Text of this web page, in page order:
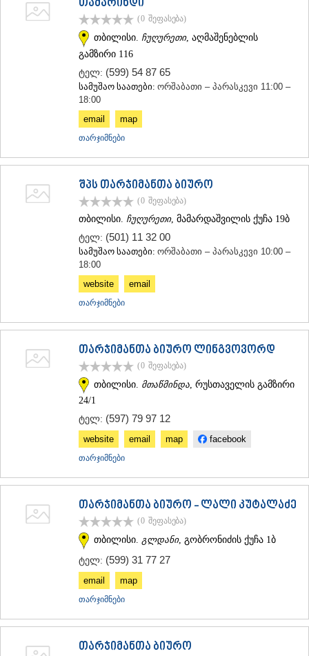
თამარინდი
(0 შეფასება)
თბილისი. ჩუღურეთი, აღმაშენებლის
გამზირი 116
ტელ: (599) 54 87 65
სამუშაო საათები: ორშაბათი – პარასკევი 11:00 –
18:00
email
map
თარჯიმნები
შპს თარჯიმანთა ბიურო
(0 შეფასება)
თბილისი. ჩუღურეთი, მამარდაშვილის ქუჩა 19ბ
ტელ: (501) 11 32 00
სამუშაო საათები: ორშაბათი – პარასკევი 10:00 –
18:00
website
email
თარჯიმნები
თარჯიმანთა ბიურო ლინგვოვორდ
(0 შეფასება)
თბილისი. მთაწმინდა , რუსთაველის გამზირი
24/1
ტელ: (597) 79 97 12
website email map facebook
თარჯიმნები
თარჯიმანთა ბიურო - ლალი კუტალაძე
(0 შეფასება)
თბილისი. გლდანი, გობრონიძის ქუჩა 1ბ
ტელ: (599) 31 77 27
email map
თარჯიმნები
თარჯიმანთა ბიურო